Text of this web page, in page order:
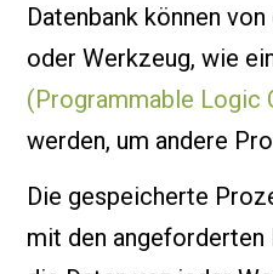
Datenbank können
oder Werkzeug, wie
(Programmable Logic
werden, um andere
Die gespeicherte
mit den angeforderten